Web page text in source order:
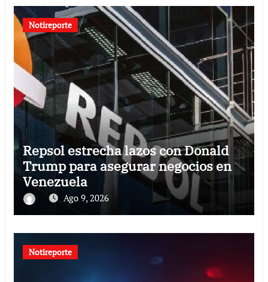
Notireporte
Repsol estrecha lazos con Donald
Trump para asegurar negocios en
Venezuela
Ago 9, 2026
Notireporte